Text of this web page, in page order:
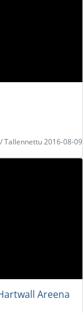
Tallennettu 2016-08-09
Areena